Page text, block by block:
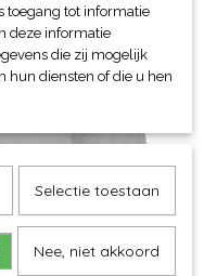
toegang tot informatie
deze informatie
die zij mogelijk
hun diensten of die u hen
Selectie toestaan
Nee, niet akkoord